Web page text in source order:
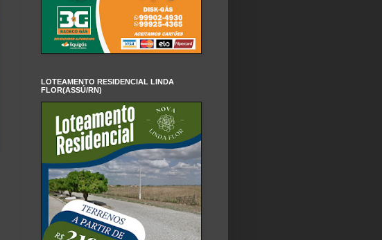
LOTEAMENTO RESIDENCIAL LINDA
FLOR(ASSÚ/RN)